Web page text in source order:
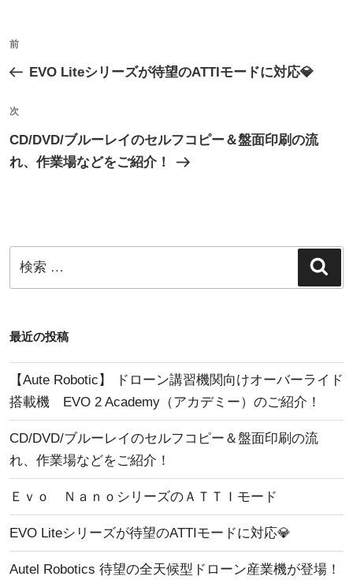
ナ
ビ
ゲ
ー
過
去
投
稿
前
EVO Liteシリーズが待望のATTIモードに対応💎
次
の
投
次
CD/DVD/ブルーレイのセルフコピー＆盤面印刷の流
れ、作業場などをご紹介！
最近の投稿
【Aute Robotic】 ドローン講習機関向けオーバーライド
搭載機 EVO 2 Academy（アカデミー）のご紹介！
CD/DVD/ブルーレイのセルフコピー＆盤面印刷の流
れ、作業場などをご紹介！
Ｅｖｏ ＮａｎｏシリーズのＡＴＴＩモード
EVO Liteシリーズが待望のATTIモードに対応💎
Autel Robotics 待望の全天候型ドローン産業機が登場！